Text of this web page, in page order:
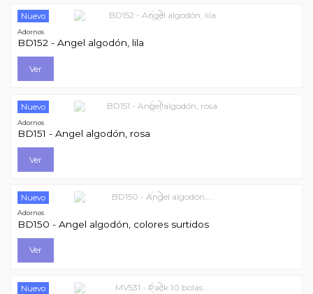
Nuevo
Adornos
BD152 - Angel algodón, lila
Ver
Nuevo
Adornos
BD151 - Angel algodón, rosa
Ver
Nuevo
Adornos
BD150 - Angel algodón, colores surtidos
Ver
Nuevo